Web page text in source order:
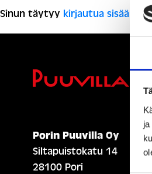
Sinun täytyy kirjautua sisään
Porin Puuvilla Oy
Siltapuistokatu 14
28100 Pori